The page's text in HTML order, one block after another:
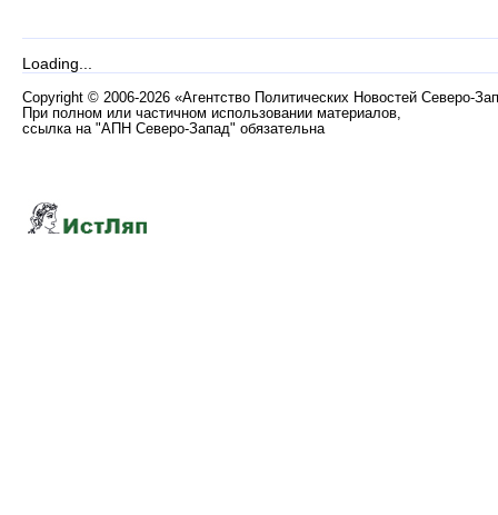
Loading...
Copyright © 2006-2026 «Агентство Политических Новостей Северо-
При полном или частичном использовании материалов,
ссылка на "АПН Северо-Запад" обязательна